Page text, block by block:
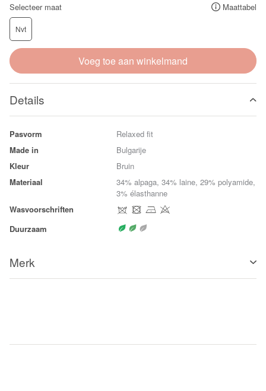
Selecteer maat Maattabel
Nvt
Voeg toe aan winkelmand
Details
Pasvorm
Relaxed fit
Made in
Bulgarije
Kleur
Bruin
Materiaal
34% alpaga, 34% laine, 29% polyamide,
3% élasthanne
Wasvoorschriften
Duurzaam
Merk